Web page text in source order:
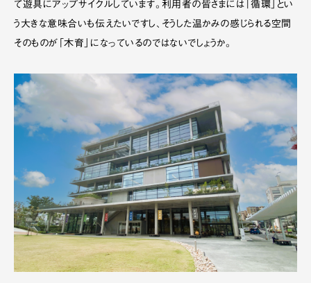
て遊具にアップサイクルしています。利用者の皆さまには「循環」とい
う大きな意味合いも伝えたいですし、そうした温かみの感じられる空間
そのものが「木育」になっているのではないでしょうか。